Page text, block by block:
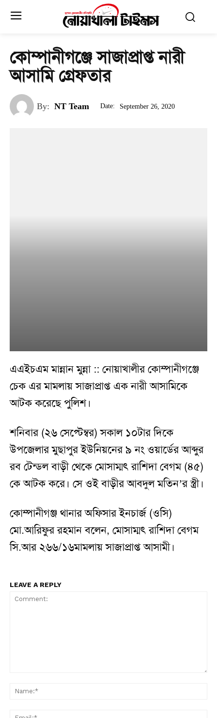
কোম্পানীগঞ্জে সাজাপ্রাপ্ত নারী
আসামি গ্রেফতার
By: NT Team Date: September 26, 2020
এএইচএম মান্নান মুন্না :: নোয়াখালীর কোম্পানীগঞ্জে
চেক এর মামলায় সাজাপ্রাপ্ত এক নারী আসামিকে
আটক করেছে পুলিশ।
শনিবার (২৬ সেপ্টেম্বর) সকাল ১০টার দিকে
উপজেলার মুছাপুর ইউনিয়নের ৯ নং ওয়ার্ডের আব্দুর
রব টেন্ডল বাড়ী থেকে মোসাম্মৎ রাশিদা বেগম (৪৫)
কে আটক করে। সে ওই বাড়ীর আবদুল মতিন’র স্ত্রী।
কোম্পানীগঞ্জ থানার অফিসার ইনচার্জ (ওসি)
মো.আরিফুর রহমান বলেন, মোসাম্মৎ রাশিদা বেগম
সি.আর ২৬৬/১৬মামলায় সাজাপ্রাপ্ত আসামী।
LEAVE A REPLY